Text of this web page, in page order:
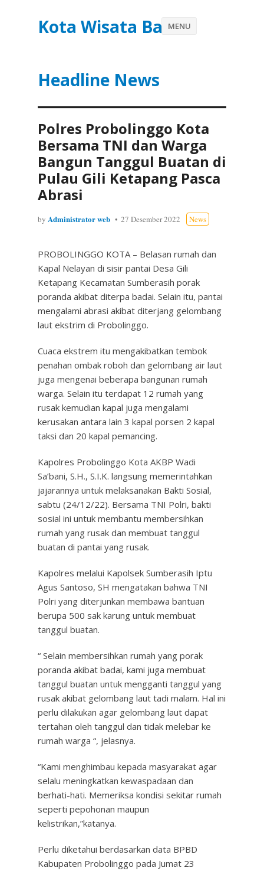
Kota Wisata Batu
Headline News
MENU
Polres Probolinggo Kota
Bersama TNI dan Warga
Bangun Tanggul Buatan di
Pulau Gili Ketapang Pasca
Abrasi
by Administrator web 27 Desember 2022 News
PROBOLINGGO KOTA – Belasan rumah dan
Kapal Nelayan di sisir pantai Desa Gili
Ketapang Kecamatan Sumberasih porak
poranda akibat diterpa badai. Selain itu, pantai
mengalami abrasi akibat diterjang gelombang
laut ekstrim di Probolinggo.
Cuaca ekstrem itu mengakibatkan tembok
penahan ombak roboh dan gelombang air laut
juga mengenai beberapa bangunan rumah
warga. Selain itu terdapat 12 rumah yang
rusak kemudian kapal juga mengalami
kerusakan antara lain 3 kapal porsen 2 kapal
taksi dan 20 kapal pemancing.
Kapolres Probolinggo Kota AKBP Wadi
Sa’bani, S.H., S.I.K. langsung memerintahkan
jajarannya untuk melaksanakan Bakti Sosial,
sabtu (24/12/22). Bersama TNI Polri, bakti
sosial ini untuk membantu membersihkan
rumah yang rusak dan membuat tanggul
buatan di pantai yang rusak.
Kapolres melalui Kapolsek Sumberasih Iptu
Agus Santoso, SH mengatakan bahwa TNI
Polri yang diterjunkan membawa bantuan
berupa 500 sak karung untuk membuat
tanggul buatan.
“ Selain membersihkan rumah yang porak
poranda akibat badai, kami juga membuat
tanggul buatan untuk mengganti tanggul yang
rusak akibat gelombang laut tadi malam. Hal ini
perlu dilakukan agar gelombang laut dapat
tertahan oleh tanggul dan tidak melebar ke
rumah warga “, jelasnya.
“Kami menghimbau kepada masyarakat agar
selalu meningkatkan kewaspadaan dan
berhati-hati. Memeriksa kondisi sekitar rumah
seperti pepohonan maupun
kelistrikan,”katanya.
Perlu diketahui berdasarkan data BPBD
Kabupaten Probolinggo pada Jumat 23